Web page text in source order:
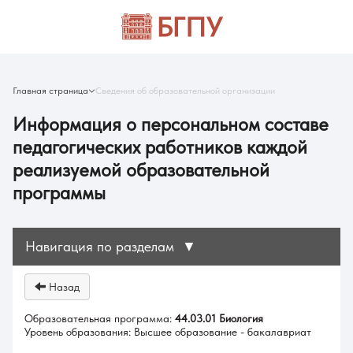
Главная страница Сведения об образовательной организации
Информация о персональном составе
педагогических работников каждой
реализуемой образовательной
программы
Навигация по разделам ▼
Назад
Образовательная программа: 44.03.01 Биология
Уровень образования: Высшее образование - бакалавриат